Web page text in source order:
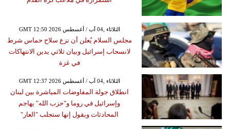
GMT 12:50 2026 الثلاثاء ,04 آب / أغسطس
مجلس السلام يُعلن أن نزع سلاح حماس شرط
لانسحاب إسرائيل وبيان ثلاثي يدين الانتهاكات
في غزة
GMT 12:37 2026 الثلاثاء ,04 آب / أغسطس
انطلاق جولة المفاوضات المباشرة بين لبنان
وإسرائيل في روما و"حزب الله" يهاجم
المحادثات ويقول إنها ستجلب "العار"